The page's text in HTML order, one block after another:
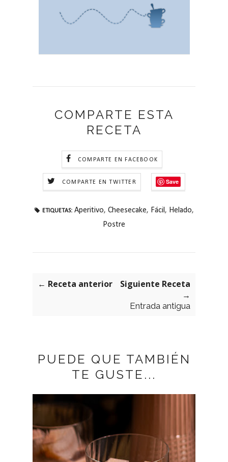
COMPARTE ESTA
RECETA
COMPARTE EN FACEBOOK
COMPARTE EN TWITTER Save
ETIQUETAS: Aperitivo, Cheesecake, Fácil, Helado,
Postre
← Receta anterior
Siguiente Receta
→
Entrada antigua
PUEDE QUE TAMBIÉN
TE GUSTE...